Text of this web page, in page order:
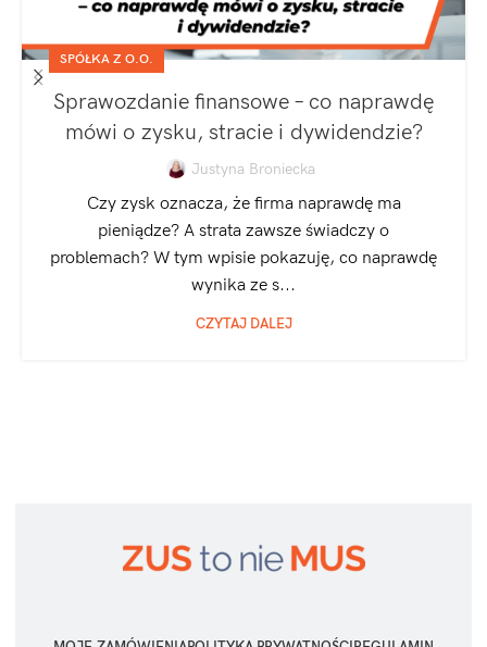
SPÓŁKA Z O.O.
Sprawozdanie finansowe – co naprawdę
mówi o zysku, stracie i dywidendzie?
Justyna Broniecka
Czy zysk oznacza, że firma naprawdę ma
pieniądze? A strata zawsze świadczy o
problemach? W tym wpisie pokazuję, co naprawdę
wynika ze s...
CZYTAJ DALEJ